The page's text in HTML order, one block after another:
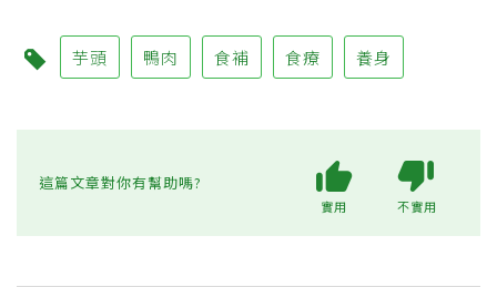
芋頭 鴨肉 食補 食療 養身
這篇文章對你有幫助嗎?
實用 不實用